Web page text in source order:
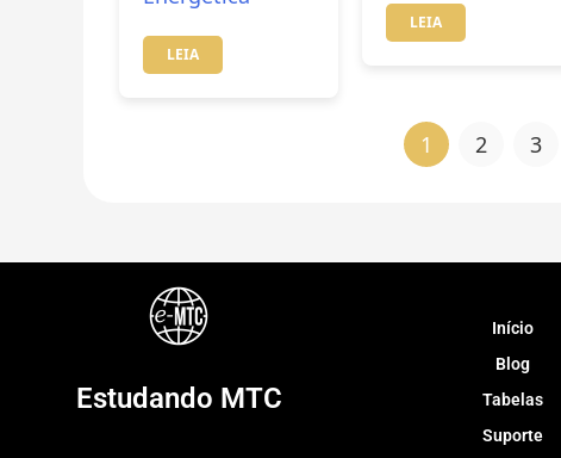
LEIA
LEIA
1 2 3
Estudando MTC
Início
Blog
Tabelas
Suporte